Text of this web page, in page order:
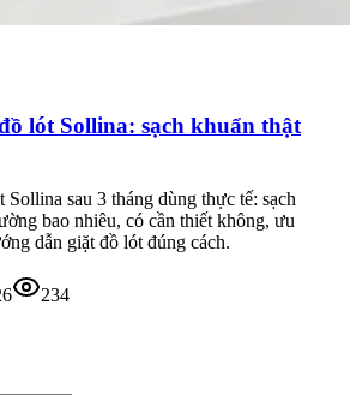
lót Sollina: sạch khuẩn thật
sau 3 tháng dùng thực tế: sạch
bao nhiêu, có cần thiết không, ưu
dẫn giặt đồ lót đúng cách.
234